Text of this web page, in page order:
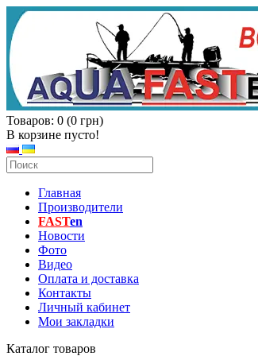
Товаров: 0 (0 грн)
В корзине пусто!
Главная
Производители
FASTen
Новости
Фото
Видео
Оплата и доставка
Контакты
Личный кабинет
Мои закладки
Каталог товаров